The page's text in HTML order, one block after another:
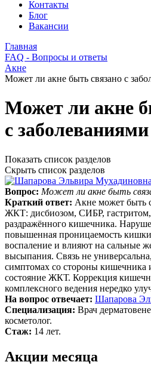
Контакты
Блог
Вакансии
Главная
FAQ - Вопросы и ответы
Акне
Может ли акне быть связано с
Может ли акне
с
Показать список разделов
Скрыть список разделов
Вопрос: Может ли акне быть
Краткий ответ: Акне может быть
ЖКТ: дисбиозом, СИБР,
раздражённого кишечника.
повышенная проницаемость
воспаление и влияют на сальные
высыпания. Связь не
симптомах со стороны кишечника
состояние ЖКТ. Коррекция
комплексного ведения нередко
На вопрос отвечает: Шапарова
Специализация: Врач
косметолог.
Стаж: 14 лет.
Акции месяца